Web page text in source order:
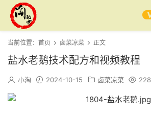
当前位置： 首页 卤菜凉菜 正文
盐水老鹅技术配方和视频教程
小淘 2024-10-15 卤菜凉菜 228